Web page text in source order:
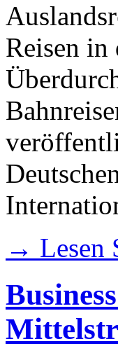
Reisen
→ Lesen